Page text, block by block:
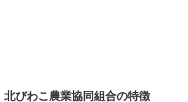
北びわこ農業協同組合の特徴